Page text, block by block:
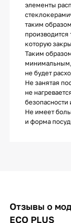
элементы
таким
производится
которую
Таким
минимальным,
не будет
Не занятая
не
безопасности
Не имеет
и форма
Отзывы о
ECO PLUS